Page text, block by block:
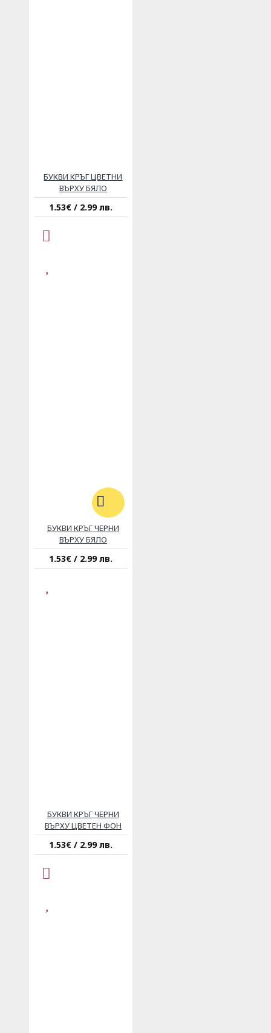
БУКВИ КРЪГ ЦВЕТНИ
ВЪРХУ БЯЛО
1.53€ / 2.99 лв.
БУКВИ КРЪГ ЧЕРНИ
ВЪРХУ БЯЛО
1.53€ / 2.99 лв.
БУКВИ КРЪГ ЧЕРНИ
ВЪРХУ ЦВЕТЕН ФОН
1.53€ / 2.99 лв.